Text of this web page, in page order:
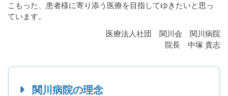
こもった、患者様に寄り添う医療を目指してゆきたいと思っ
ています。
医療法人社団 関川会 関川病院
院長 中塚 貴志
関川病院の理念